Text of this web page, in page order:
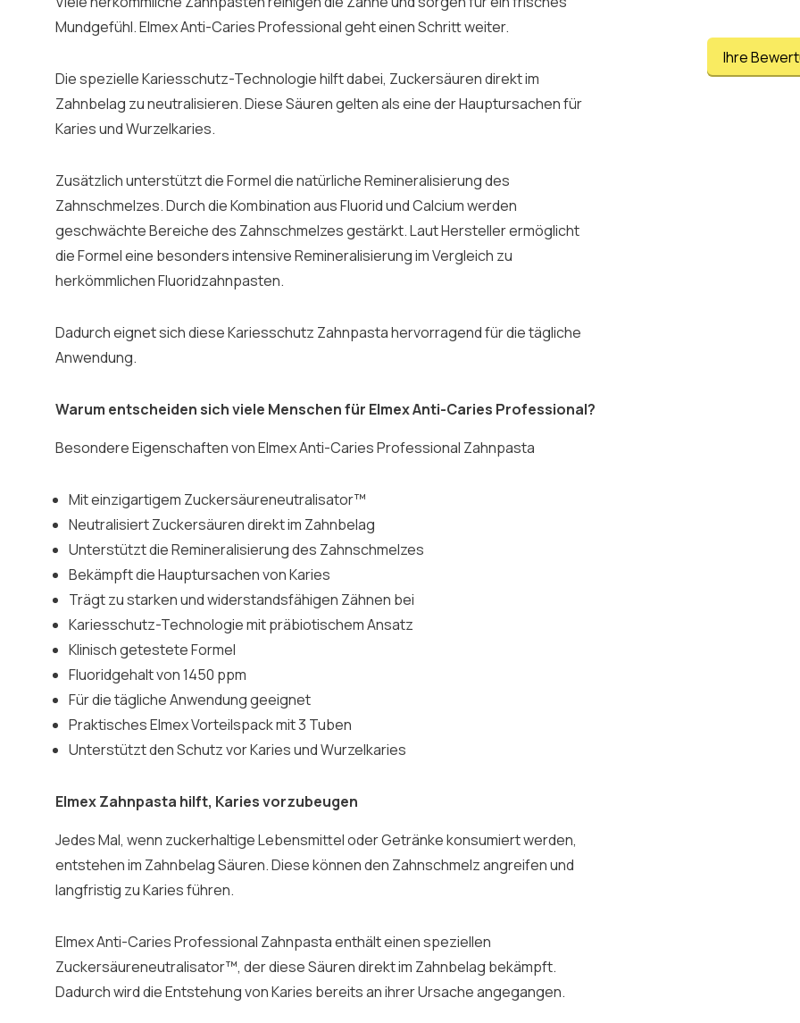
Mundgefühl. Elmex Anti-Caries Professional geht einen Schritt weiter.
Die spezielle Kariesschutz-Technologie hilft dabei, Zuckersäuren direkt im
Zahnbelag zu neutralisieren. Diese Säuren gelten als eine der Hauptursachen für
Karies und Wurzelkaries.
Zusätzlich unterstützt die Formel die natürliche Remineralisierung des
Zahnschmelzes. Durch die Kombination aus Fluorid und Calcium werden
geschwächte Bereiche des Zahnschmelzes gestärkt. Laut Hersteller ermöglicht
die Formel eine besonders intensive Remineralisierung im Vergleich zu
herkömmlichen Fluoridzahnpasten.
Dadurch eignet sich diese Kariesschutz Zahnpasta hervorragend für die tägliche
Anwendung.
Warum entscheiden sich viele Menschen für Elmex Anti-Caries Professional?
Besondere Eigenschaften von Elmex Anti-Caries Professional Zahnpasta
Mit einzigartigem Zuckersäureneutralisator™
Neutralisiert Zuckersäuren direkt im Zahnbelag
Unterstützt die Remineralisierung des Zahnschmelzes
Bekämpft die Hauptursachen von Karies
Trägt zu starken und widerstandsfähigen Zähnen bei
Kariesschutz-Technologie mit präbiotischem Ansatz
Klinisch getestete Formel
Fluoridgehalt von 1450 ppm
Für die tägliche Anwendung geeignet
Praktisches Elmex Vorteilspack mit 3 Tuben
Unterstützt den Schutz vor Karies und Wurzelkaries
Elmex Zahnpasta hilft, Karies vorzubeugen
Jedes Mal, wenn zuckerhaltige Lebensmittel oder Getränke konsumiert werden,
entstehen im Zahnbelag Säuren. Diese können den Zahnschmelz angreifen und
langfristig zu Karies führen.
Elmex Anti-Caries Professional Zahnpasta enthält einen speziellen
Zuckersäureneutralisator™, der diese Säuren direkt im Zahnbelag bekämpft.
Dadurch wird die Entstehung von Karies bereits an ihrer Ursache angegangen.
Ihre